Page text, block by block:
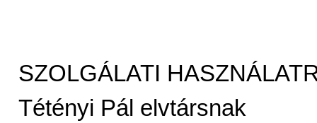
SZOLGÁLATI
Tétényi Pál elvtársnak